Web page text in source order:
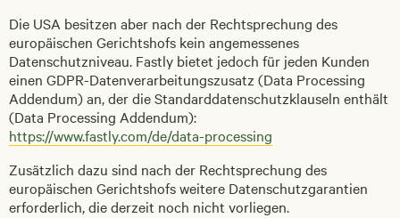
Die USA besitzen aber nach der Rechtsprechung des
europäischen Gerichtshofs kein angemessenes
Datenschutzniveau. Fastly bietet jedoch für jeden Kunden
einen GDPR-Datenverarbeitungszusatz (Data Processing
Addendum) an, der die Standarddatenschutzklauseln enthält
(Data Processing Addendum):
https://www.fastly.com/de/data-processing
Zusätzlich dazu sind nach der Rechtsprechung des
europäischen Gerichtshofs weitere Datenschutzgarantien
erforderlich, die derzeit noch nicht vorliegen.